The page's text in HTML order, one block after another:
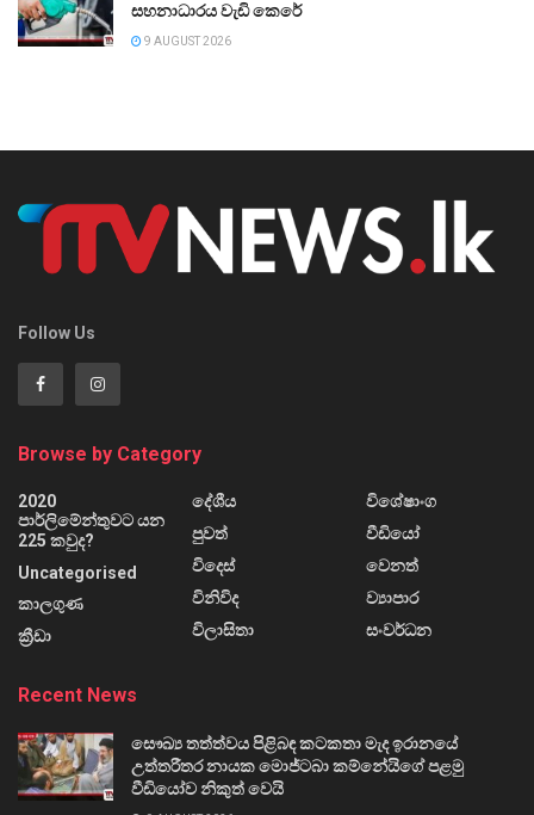
සහනාධාරය වැඩි කෙරේ
9 AUGUST 2026
Follow Us
Browse by Category
2020
පාර්ලිමේන්තුවට යන
225 කවුද?
Uncategorised
කාලගුණ
ක්‍රීඩා
දේශීය
පුවත්
විදෙස්
විනිවිද
විලාසිතා
විශේෂාංග
වීඩියෝ
වෙනත්
ව්‍යාපාර
සංවර්ධන
Recent News
සෞඛ්‍ය තත්ත්වය පිළිබඳ කටකතා මැද ඉරානයේ
උත්තරීතර නායක මොජ්ටබා කම්නේයිගේ පළමු
වීඩියෝව නිකුත් වෙයි